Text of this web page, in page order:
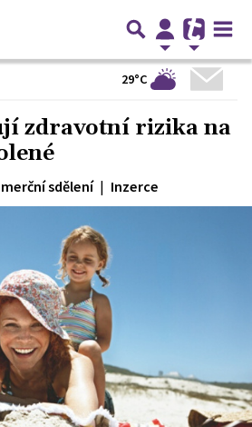
29°C
zdravotní rizika na
sdělení | Inzerce